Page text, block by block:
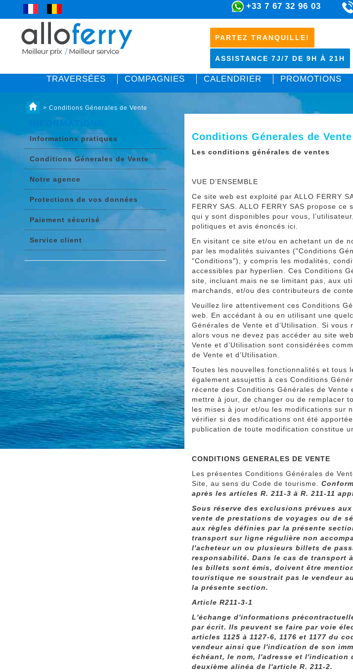
+33 7 67 32 96 03
PARTEZ TRANQUILLE!
ASSISTANCE 7J/7 DE 9H À 21H
TRAVERSÉES COMPAGNIES CALENDRIER PROMOTIONS
> Conditions Génerales de Vente
Informations pratiques
Conditions Génerales de Vente
Notre agence
Protections de vos données
Paiement sécurisé
Service client
Conditions Génerales de Vente
Les conditions générales de ventes
VUE D’ENSEMBLE
Ce site web est exploité par ALLO FERRY
FERRY SAS. ALLO FERRY SAS propose
qui y sont disponibles pour vous,
politiques et avis énoncés ici.
En visitant ce site et/ou en achetant un de
par les modalités suivantes ("Conditions
"Conditions"), y compris les modalités,
accessibles par hyperlien. Ces Conditions
site, incluant mais ne se limitant pas, aux
marchands, et/ou des contributeurs de
Veuillez lire attentivement ces Conditions
web. En accédant à ou en utilisant une
Générales de Vente et d’Utilisation. Si
alors vous ne devez pas accéder au site
Vente et d’Utilisation sont considérées
de Vente et d’Utilisation.
Toutes les nouvelles fonctionnalités et tous
également assujettis à ces Conditions
récente des Conditions Générales de
mettre à jour, de changer ou de remplacer
les mises à jour et/ou les modifications sur
vérifier si des modifications ont été
publication de toute modification constitue
CONDITIONS GENERALES DE VENTE
Les présentes Conditions Générales de
Site, au sens du Code de tourisme.
après les articles R. 211-3 à R. 211-11
Sous réserve des exclusions prévues
vente de prestations de voyages ou de
aux règles définies par la présente
transport sur ligne régulière non
l'acheteur un ou plusieurs billets de
responsabilité. Dans le cas de transport
les billets sont émis, doivent être
touristique ne soustrait pas le vendeur
la présente section.
Article R211-3-1
L'échange d'informations
par écrit. Ils peuvent se faire par voie
articles 1125 à 1127-6, 1176 et 1177 du
vendeur ainsi que l'indication de son
échéant, le nom, l'adresse et
deuxième alinéa de l'article R. 211-2.